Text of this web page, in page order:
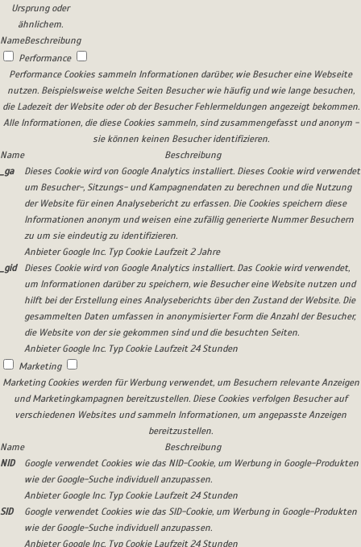
Ursprung oder
ähnlichem.
NameBeschreibung
Performance
Performance Cookies sammeln Informationen darüber, wie Besucher eine Webseite
nutzen. Beispielsweise welche Seiten Besucher wie häufig und wie lange besuchen,
die Ladezeit der Website oder ob der Besucher Fehlermeldungen angezeigt bekommen.
Alle Informationen, die diese Cookies sammeln, sind zusammengefasst und anonym -
sie können keinen Besucher identifizieren.
Name
Beschreibung
_ga
Dieses Cookie wird von Google Analytics installiert. Dieses Cookie wird verwendet
um Besucher-, Sitzungs- und Kampagnendaten zu berechnen und die Nutzung
der Website für einen Analysebericht zu erfassen. Die Cookies speichern diese
Informationen anonym und weisen eine zufällig generierte Nummer Besuchern
zu um sie eindeutig zu identifizieren.
Anbieter Google Inc. Typ Cookie Laufzeit 2 Jahre
_gid
Dieses Cookie wird von Google Analytics installiert. Das Cookie wird verwendet,
um Informationen darüber zu speichern, wie Besucher eine Website nutzen und
hilft bei der Erstellung eines Analyseberichts über den Zustand der Website. Die
gesammelten Daten umfassen in anonymisierter Form die Anzahl der Besucher,
die Website von der sie gekommen sind und die besuchten Seiten.
Anbieter Google Inc. Typ Cookie Laufzeit 24 Stunden
Marketing
Marketing Cookies werden für Werbung verwendet, um Besuchern relevante Anzeigen
und Marketingkampagnen bereitzustellen. Diese Cookies verfolgen Besucher auf
verschiedenen Websites und sammeln Informationen, um angepasste Anzeigen
bereitzustellen.
Name
Beschreibung
NID
Google verwendet Cookies wie das NID-Cookie, um Werbung in Google-Produkten
wie der Google-Suche individuell anzupassen.
Anbieter Google Inc. Typ Cookie Laufzeit 24 Stunden
SID
Google verwendet Cookies wie das SID-Cookie, um Werbung in Google-Produkten
wie der Google-Suche individuell anzupassen.
Anbieter Google Inc. Typ Cookie Laufzeit 24 Stunden